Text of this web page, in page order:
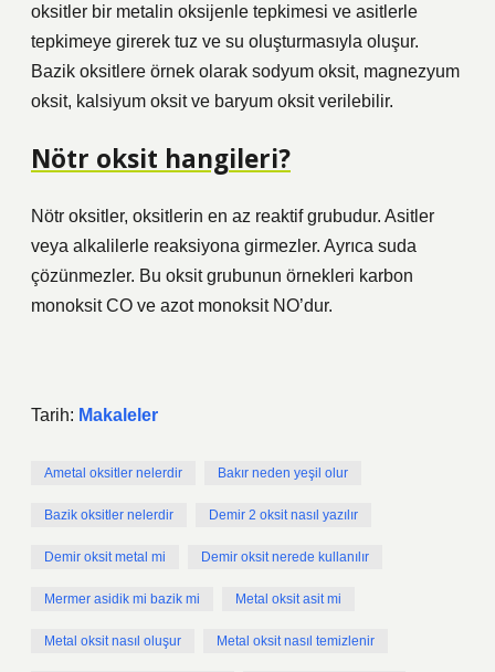
oksitler bir metalin oksijenle tepkimesi ve asitlerle
tepkimeye girerek tuz ve su oluşturmasıyla oluşur.
Bazik oksitlere örnek olarak sodyum oksit, magnezyum
oksit, kalsiyum oksit ve baryum oksit verilebilir.
Nötr oksit hangileri?
Nötr oksitler, oksitlerin en az reaktif grubudur. Asitler
veya alkalilerle reaksiyona girmezler. Ayrıca suda
çözünmezler. Bu oksit grubunun örnekleri karbon
monoksit CO ve azot monoksit NO’dur.
Tarih: Makaleler
Ametal oksitler nelerdir Bakır neden yeşil olur
Bazik oksitler nelerdir Demir 2 oksit nasıl yazılır
Demir oksit metal mi Demir oksit nerede kullanılır
Mermer asidik mi bazik mi Metal oksit asit mi
Metal oksit nasıl oluşur Metal oksit nasıl temizlenir